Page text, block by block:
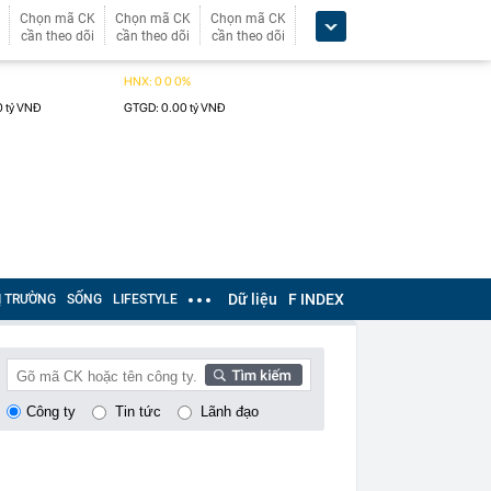
Chọn mã CK
cần theo dõi
Chọn mã CK
cần theo dõi
Chọn mã CK
cần theo dõi
TRƯỜNG SỐNG LIFESTYLE Dữ liệu F INDEX
Công ty Tin tức Lãnh đạo